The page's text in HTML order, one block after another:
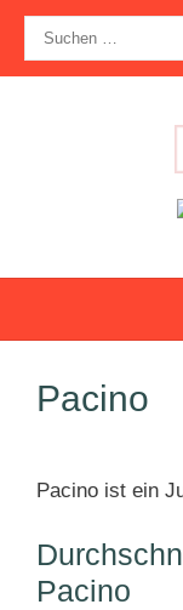
Zum
Inhalt
springen
nach:
Pacino
Pacino ist ein
Pacino